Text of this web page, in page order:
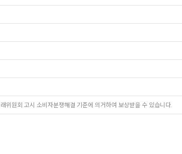
위원회 고시 소비자분쟁해결 기준에 의거하여 보상받을 수 있습니다.